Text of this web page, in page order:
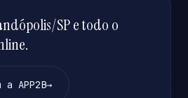
SP e todo o
a APP2B→